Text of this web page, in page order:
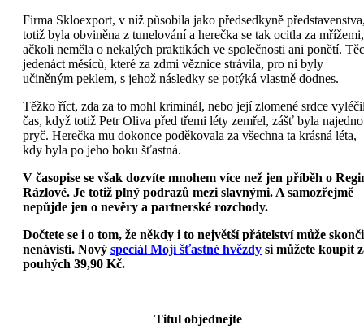
Firma Skloexport, v níž působila jako předsedkyně
totiž byla obviněna z tunelování a herečka se tak ocitla za mřížemi,
ačkoli neměla o nekalých praktikách ve společnosti ani ponětí.
jedenáct měsíců, které za zdmi věznice strávila, pro ni byly
učiněným peklem, s jehož následky se potýká vlastně dodnes.
Těžko říct, zda za to mohl kriminál, nebo její zlomené srdce
čas, když totiž Petr Oliva před třemi léty zemřel, zášť byla
pryč. Herečka mu dokonce poděkovala za všechna ta krásná léta,
kdy byla po jeho boku šťastná.
V časopise se však dozvíte mnohem více než jen příběh o
Rázlové. Je totiž plný podrazů mezi slavnými. A samozřejmě
nepůjde jen o nevěry a partnerské rozchody.
Dočtete se i o tom, že někdy i to největší přátelství může
nenávistí. Nový speciál Mojí šťastné hvězdy si můžete koupit
pouhých 39,90 Kč.
Titul objednejte